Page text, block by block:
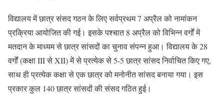
विद्यालय में छात्र संसद गठन के लिए सर्वप्रथम 7 अप्रैल को नामांकन
प्रक्रिया आयोजित की गई। इसके पश्चात 8 अप्रैल को विभिन्न वर्गों में
मतदान के माध्यम से छात्र सांसदों का चुनाव संपन्न हुआ। विद्यालय के 28
वर्गों (कक्षा III से XII) में से प्रत्येक से 5-5 छात्र सांसद निर्वाचित किए गए,
साथ ही प्रत्येक कक्षा से एक छात्र को मनोनीत सांसद बनाया गया। इस
प्रकार कुल 140 छात्र सांसदों की संसद गठित हुई।